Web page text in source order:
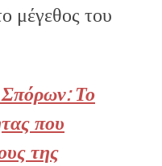
μέγεθος του
Σπόρων: Το
που
της